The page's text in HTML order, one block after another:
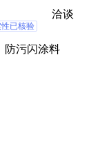
洽谈
已核验
防污闪涂料